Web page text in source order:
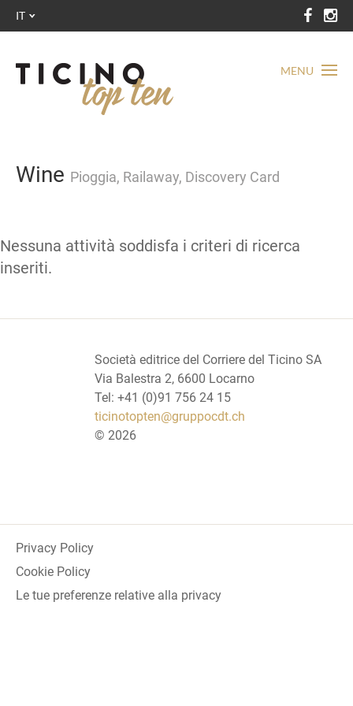
MENU
IT
Wine Pioggia, Railaway, Discovery Card
Nessuna attività soddisfa i criteri di ricerca
inseriti.
Società editrice del Corriere del Ticino SA
Via Balestra 2, 6600 Locarno
Tel: +41 (0)91 756 24 15
ticinotopten@gruppocdt.ch
© 2026
Privacy Policy
Cookie Policy
Le tue preferenze relative alla privacy